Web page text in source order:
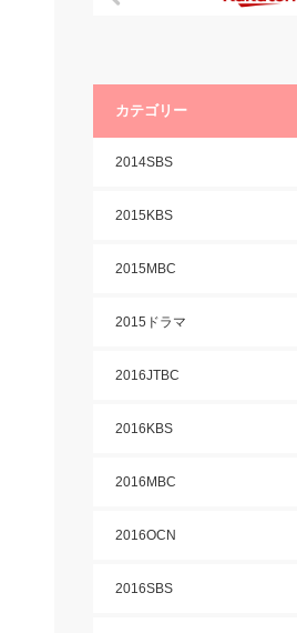
カテゴリー
2014SBS
2015KBS
2015MBC
2015ドラマ
2016JTBC
2016KBS
2016MBC
2016OCN
2016SBS